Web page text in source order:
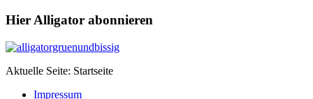
Hier Alligator abonnieren
Aktuelle Seite: Startseite
Impressum